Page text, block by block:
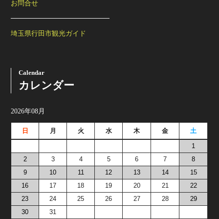
お問合せ
埼玉県行田市観光ガイド
Calendar
カレンダー
2026年08月
日 月 火 水 木 金 土
1
2
3 4 5 6 7
8
9
10 11 12 13 14
15
16
17 18 19 20 21
22
23
24 25 26 27 28
29
30
31